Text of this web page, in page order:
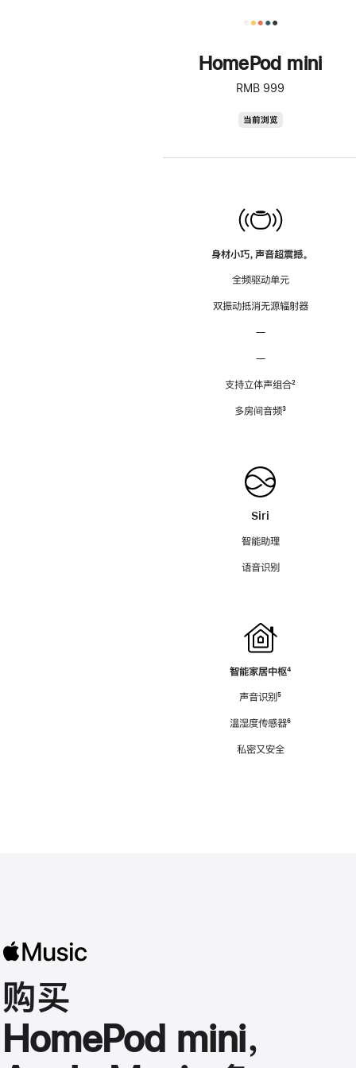
HomePod mini
RMB 999
当前浏览
身材小巧，声音超震撼。
全频驱动单元
双振动抵消无源辐射器
—
—
支持立体声组合脚
²
多房间音频脚
³
Siri
智能助理
语音识别
智能家居中枢脚
⁴
声音识别脚
⁵
温湿度传感器脚
⁶
私密又安全
购买
HomePod mini，